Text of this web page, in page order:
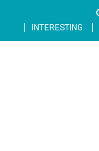
content
INTERESTING